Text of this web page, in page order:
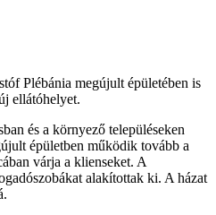
Plébánia megújult épületében is
ellátóhelyet.
és a környező településeken
épületben működik tovább a
várja a klienseket. A
alakítottak ki. A házat